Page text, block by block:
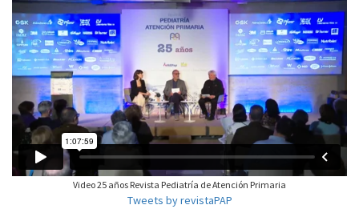
Video 25 años Revista Pediatría de Atención Primaria
Tweets by revistaPAP